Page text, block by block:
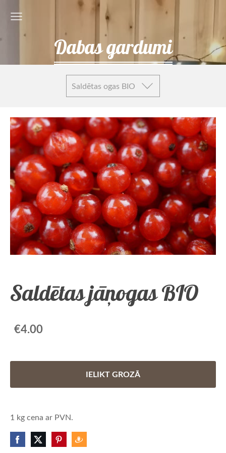
Dabas gardumi
Saldētas ogas BIO
Saldētas jāņogas BIO
€4.00
IELIKT GROZĀ
1 kg cena ar PVN.